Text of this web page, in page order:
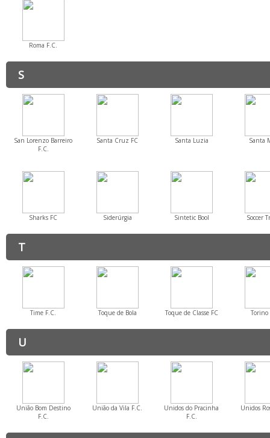
Roma F.C.
S
San Lorenzo Barreiro
F.C.
Santa Cruz FC Santa Luzia Santa
Sharks FC Siderúrgia Sintetic Bool Soccer
T
Time F.C. Toque de Bola Toque de Classe FC Torino
U
União Bom Destino
F.C.
União da Vila F.C.
Unidos do Pracinha
F.C.
Unidos